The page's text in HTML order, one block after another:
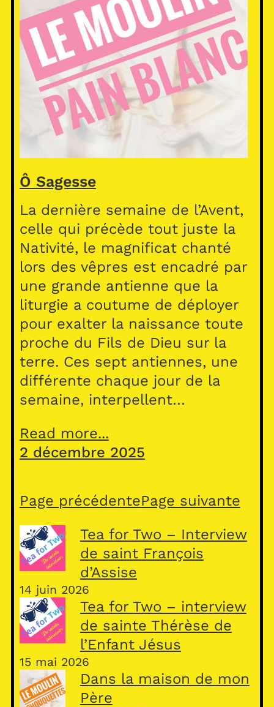
Ô Sagesse
La dernière semaine de l’Avent,
celle qui précède tout juste la
Nativité, le magnificat chanté
lors des vêpres est encadré par
une grande antienne que la
liturgie a coutume de déployer
pour exalter la naissance toute
proche du Fils de Dieu sur la
terre. Ces sept antiennes, une
différente chaque jour de la
semaine, interpellent…
Read more...
2 décembre 2025
Page précédentePage suivante
Tea for Two – Interview
de saint François
d’Assise
14 juin 2026
Tea for Two – interview
de sainte Thérèse de
l’Enfant Jésus
15 mai 2026
Dans la maison de mon
Père